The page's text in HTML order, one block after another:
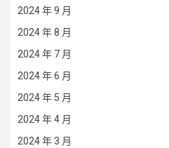
2024 年 9 月
2024 年 8 月
2024 年 7 月
2024 年 6 月
2024 年 5 月
2024 年 4 月
2024 年 3 月